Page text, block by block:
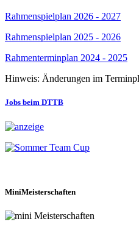
Rahmenspielplan 2026 - 2027
Rahmenspielplan 2025 - 2026
Rahmenterminplan 2024 - 2025
Hinweis: Änderungen im
Jobs beim DTTB
MiniMeisterschaften